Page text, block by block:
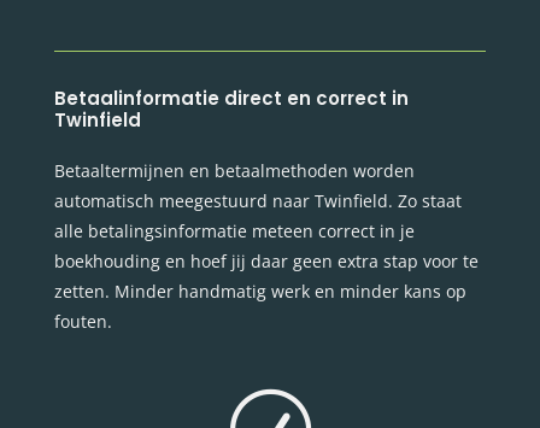
Betaalinformatie direct en correct in
Twinfield
Betaaltermijnen en betaalmethoden worden
automatisch meegestuurd naar Twinfield. Zo staat
alle betalingsinformatie meteen correct in je
boekhouding en hoef jij daar geen extra stap voor te
zetten. Minder handmatig werk en minder kans op
fouten.